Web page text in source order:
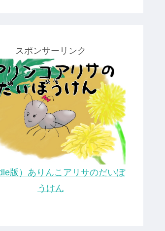
スポンサーリンク
版）ありんこアリサのだいぼ
うけん